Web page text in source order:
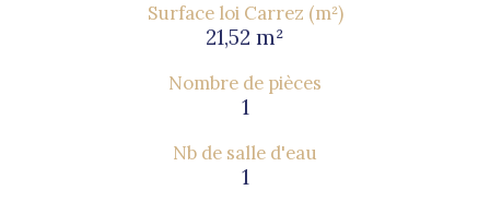
Surface loi Carrez (m²)
21,52 m²
Nombre de pièces
1
Nb de salle d'eau
1